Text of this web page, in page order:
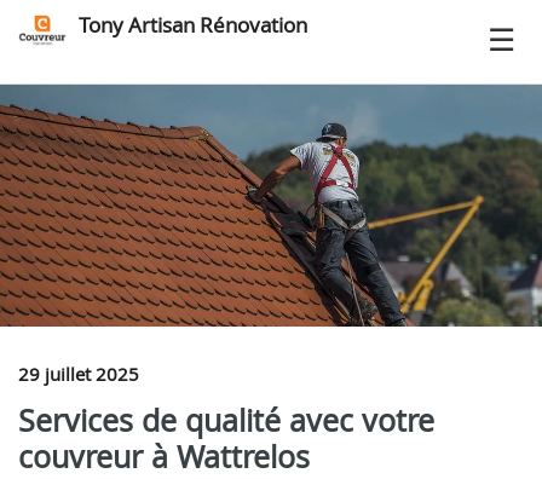
Tony Artisan Rénovation
29 juillet 2025
Services de qualité avec votre
couvreur à Wattrelos